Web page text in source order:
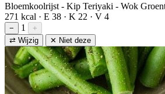
Bloemkoolrijst - Kip Teriyaki - Wok
271 kcal · E 38 · K 22 · V 4
− 1
+
⇄ Wijzig
✕ Niet deze